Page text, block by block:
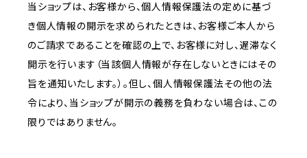
当ショップは、お客様から、個人情報保護法の定めに基づ
き個人情報の開示を求められたときは、お客様ご本人から
のご請求であることを確認の上で、お客様に対し、遅滞なく
開示を行います（当該個人情報が存在しないときにはその
旨を通知いたします。）。但し、個人情報保護法その他の法
令により、当ショップが開示の義務を負わない場合は、この
限りではありません。